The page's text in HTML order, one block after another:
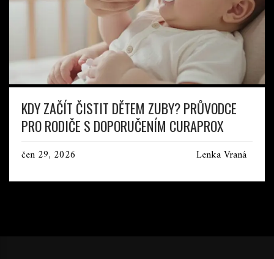
KDY ZAČÍT ČISTIT DĚTEM ZUBY? PRŮVODCE
PRO RODIČE S DOPORUČENÍM CURAPROX
čen 29, 2026 Lenka Vraná